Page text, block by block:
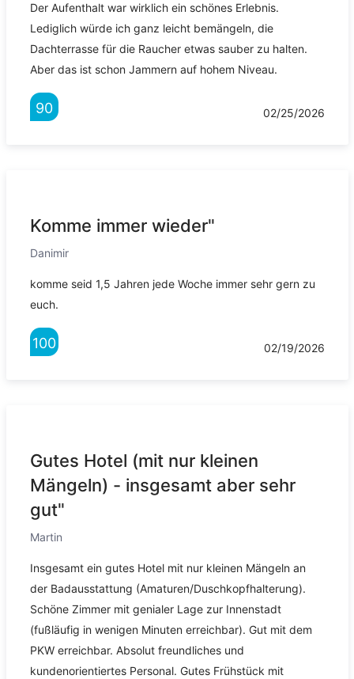
Der Aufenthalt war wirklich ein schönes Erlebnis.
Lediglich würde ich ganz leicht bemängeln, die
Dachterrasse für die Raucher etwas sauber zu halten.
Aber das ist schon Jammern auf hohem Niveau.
90 02/25/2026
Komme immer wieder"
Danimir
komme seid 1,5 Jahren jede Woche immer sehr gern zu
euch.
100 02/19/2026
Gutes Hotel (mit nur kleinen
Mängeln) - insgesamt aber sehr
gut"
Martin
Insgesamt ein gutes Hotel mit nur kleinen Mängeln an
der Badausstattung (Amaturen/Duschkopfhalterung).
Schöne Zimmer mit genialer Lage zur Innenstadt
(fußläufig in wenigen Minuten erreichbar). Gut mit dem
PKW erreichbar. Absolut freundliches und
kundenorientiertes Personal. Gutes Frühstück mit